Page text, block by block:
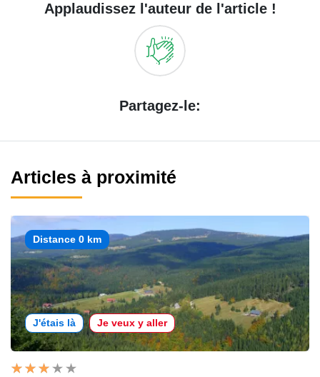
Applaudissez l'auteur de l'article !
Partagez-le:
Articles à proximité
Distance 0 km
J'étais là Je veux y aller